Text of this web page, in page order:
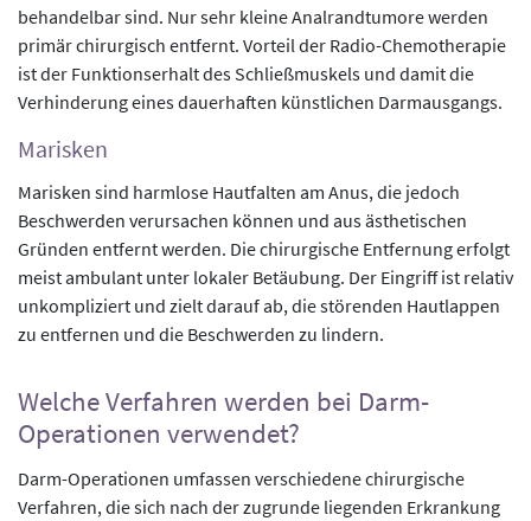
behandelbar sind. Nur sehr kleine Analrandtumore werden
primär chirurgisch entfernt. Vorteil der Radio-Chemotherapie
ist der Funktionserhalt des Schließmuskels und damit die
Verhinderung eines dauerhaften künstlichen Darmausgangs.
Marisken
Marisken sind harmlose Hautfalten am Anus, die jedoch
Beschwerden verursachen können und aus ästhetischen
Gründen entfernt werden. Die chirurgische Entfernung erfolgt
meist ambulant unter lokaler Betäubung. Der Eingriff ist relativ
unkompliziert und zielt darauf ab, die störenden Hautlappen
zu entfernen und die Beschwerden zu lindern.
Welche Verfahren werden bei Darm-
Operationen verwendet?
Darm-Operationen umfassen verschiedene chirurgische
Verfahren, die sich nach der zugrunde liegenden Erkrankung